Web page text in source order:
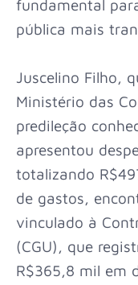
fundamental
pública mais
Juscelino Filho,
Ministério das
predileção
apresentou
totalizando
de gastos,
vinculado à
(CGU), que
R$365,8 mil em